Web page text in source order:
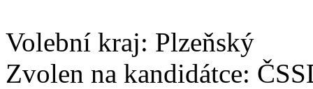
Volební kraj: Plzeňský
Zvolen na kandidátce: